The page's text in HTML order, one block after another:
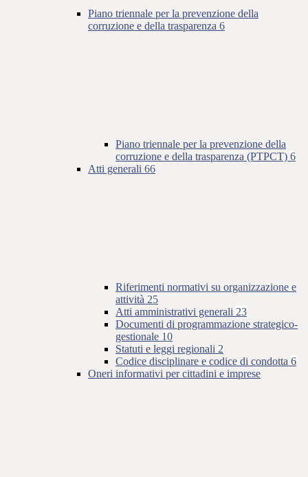
Piano triennale per la prevenzione della
corruzione e della trasparenza 6
Piano triennale per la prevenzione della
corruzione e della trasparenza (PTPCT) 6
Atti generali 66
Riferimenti normativi su organizzazione e
attività 25
Atti amministrativi generali 23
Documenti di programmazione strategico-
gestionale 10
Statuti e leggi regionali 2
Codice disciplinare e codice di condotta 6
Oneri informativi per cittadini e imprese